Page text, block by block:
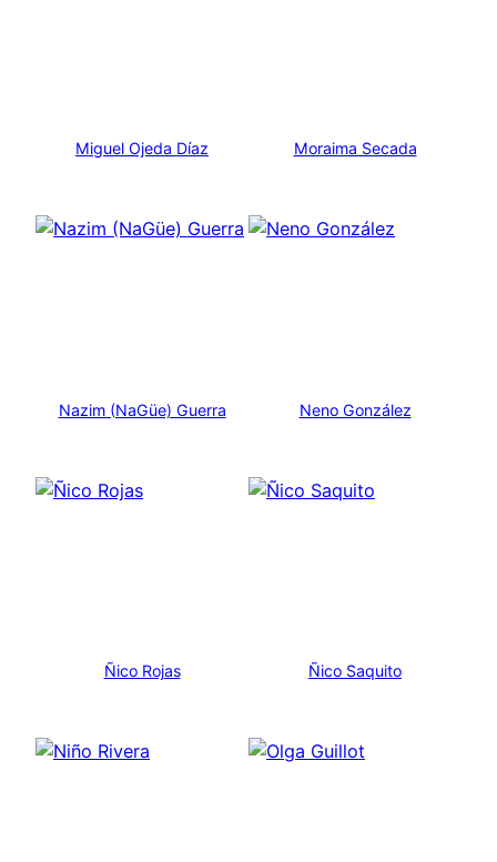
Miguel Ojeda Díaz Moraima Secada
Nazim (NaGüe) Guerra Neno González
Ñico Rojas Ñico Saquito